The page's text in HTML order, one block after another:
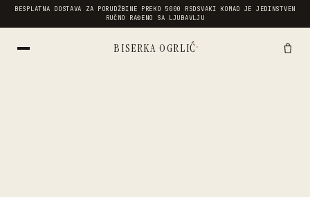
BESPLATNA DOSTAVA ZA PORUDŽBINE PREKO 5000 RSDSVAKI KOMAD JE JEDINSTVEN
RUČNO RAĐENO SA LJUBAVLJU
BISERKA OGRLIĆ·